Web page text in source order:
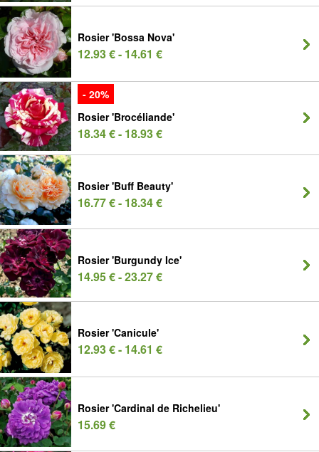
Rosier 'Bossa Nova'
12.93 € - 14.61 €
- 20%
Rosier 'Brocéliande'
18.34 € - 18.93 €
Rosier 'Buff Beauty'
16.77 € - 18.34 €
Rosier 'Burgundy Ice'
14.95 € - 23.27 €
Rosier 'Canicule'
12.93 € - 14.61 €
Rosier 'Cardinal de Richelieu'
15.69 €